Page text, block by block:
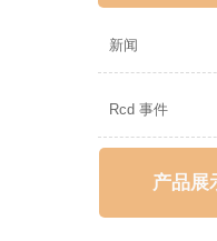
新闻
Rcd 事件
产品展